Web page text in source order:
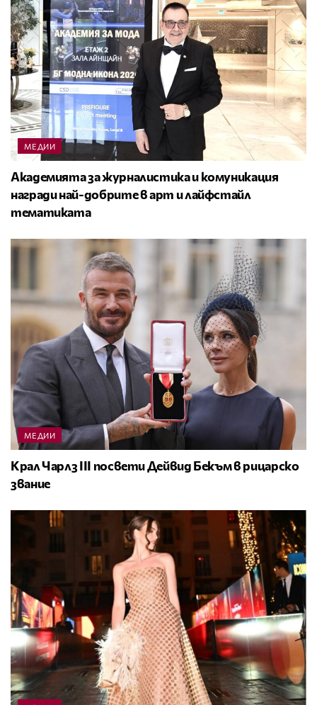
МЕДИИ
Академията за журналистика и комуникация
награди най-добрите в арт и лайфстайл
тематиката
МЕДИИ
Крал Чарлз III посвети Дейвид Бекъм в рицарско
звание